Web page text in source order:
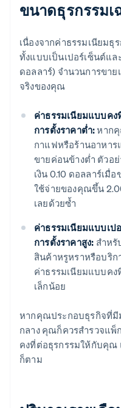
ขนาดธุรกรรมเ
เนื่องจากค่าธรรมเนียมธุ
ทั้งแบบเป็นเปอร์เซ็นต์แล
ดอลลาร์) จำนวนการขา
จริงของคุณ
ค่าธรรมเนียมแบบคง
การตั้งราคาต่ำ:หากคุ
กาแฟหรือร้านอาหา
ขายค่อนข้างต่ำ ตัวอย่
เงิน 0.10 ดอลลาร์เมื่
ใช้จ่ายของคุณขึ้น
เลยด้วยซ้ำ
ค่าธรรมเนียมแบบเ
การตั้งราคาสูง: สำหรั
สินค้าหรูหราหรือบริก
ค่าธรรมเนียมแบบค
เล็กน้อย
หากคุณประกอบธุรกิจที่มี
กลาง คุณก็ควรสำรวจแพ็
คงที่ต่อธุรกรรมให้กับคุณ
ก็ตาม